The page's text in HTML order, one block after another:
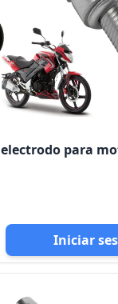
electrodo para
Iniciar